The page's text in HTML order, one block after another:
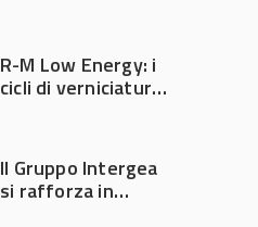
R-M Low Energy: i
cicli di verniciatura
tempi e costi in
carrozzeria
Il Gruppo Intergea
si rafforza in